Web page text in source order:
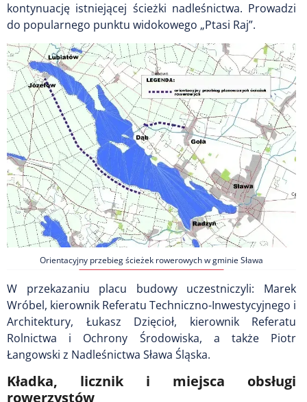
kontynuację istniejącej ścieżki nadleśnictwa. Prowadzi
do popularnego punktu widokowego „Ptasi Raj”.
Orientacyjny przebieg ścieżek rowerowych w gminie Sława
W przekazaniu placu budowy uczestniczyli: Marek
Wróbel, kierownik Referatu Techniczno-Inwestycyjnego i
Architektury, Łukasz Dzięcioł, kierownik Referatu
Rolnictwa i Ochrony Środowiska, a także Piotr
Łangowski z Nadleśnictwa Sława Śląska.
Kładka, licznik i miejsca obsługi
rowerzystów